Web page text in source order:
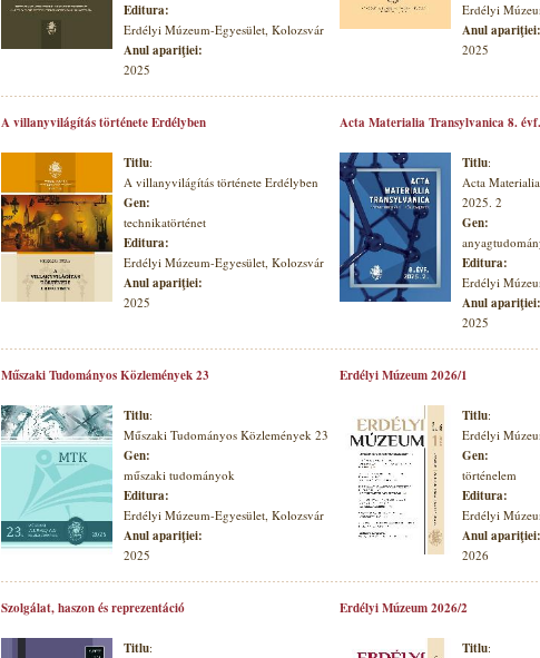
Editura:
Erdélyi Múzeum-Egyesület, Kolozsvár
Anul apariţiei:
2025
Erdélyi
Anul apariţiei:
2025
A villanyvilágítás története Erdélyben
Titlu:
A villanyvilágítás története Erdélyben
Gen:
technikatörténet
Editura:
Erdélyi Múzeum-Egyesület, Kolozsvár
Anul apariţiei:
2025
Acta Materialia Transylvanica 8.
Titlu:
Acta
2025. 2
Gen:
Editura:
Erdélyi
Anul apariţiei:
2025
Műszaki Tudományos Közlemények 23
Titlu:
Műszaki Tudományos Közlemények 23
Gen:
műszaki tudományok
Editura:
Erdélyi Múzeum-Egyesület, Kolozsvár
Anul apariţiei:
2025
Erdélyi Múzeum 2026/1
Titlu:
Erdélyi
Gen:
történelem
Editura:
Erdélyi
Anul apariţiei:
2026
Szolgálat, haszon és reprezentáció
Titlu:
Erdélyi Múzeum 2026/2
Titlu: